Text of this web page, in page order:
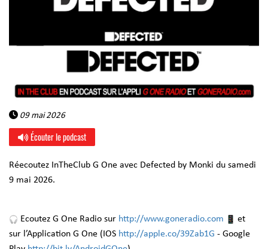
09 mai 2026
Écouter le podcast
Réecoutez InTheClub G One avec Defected by Monki du samedi
9 mai 2026.
Ecoutez G One Radio sur http://www.goneradio.com
et
sur l’Application G One (IOS http://apple.co/39Zab1G - Google